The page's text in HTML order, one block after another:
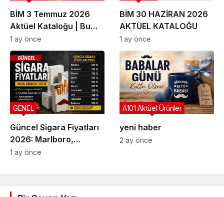
BİM 3 Temmuz 2026
Aktüel Kataloğu | Bu
Hafta İndirime Giren
Ürünler
1 ay önce
BİM 30 HAZİRAN 2026
AKTÜEL KATALOĞU
1 ay önce
Güncel Sigara Fiyatları
2026: Marlboro,
Parliament, Winston,
GENEL
1 ay önce
yeni haber
A101 Aktüel Ürünler
2 ay önce